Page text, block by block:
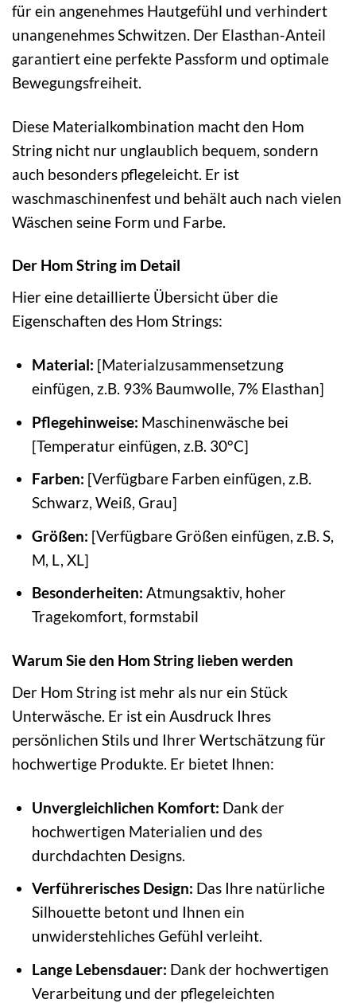
für ein angenehmes Hautgefühl und verhindert
unangenehmes Schwitzen. Der Elasthan-Anteil
garantiert eine perfekte Passform und optimale
Bewegungsfreiheit.
Diese Materialkombination macht den Hom
String nicht nur unglaublich bequem, sondern
auch besonders pflegeleicht. Er ist
waschmaschinenfest und behält auch nach vielen
Wäschen seine Form und Farbe.
Der Hom String im Detail
Hier eine detaillierte Übersicht über die
Eigenschaften des Hom Strings:
Material: [Materialzusammensetzung
einfügen, z.B. 93% Baumwolle, 7% Elasthan]
Pflegehinweise: Maschinenwäsche bei
[Temperatur einfügen, z.B. 30°C]
Farben: [Verfügbare Farben einfügen, z.B.
Schwarz, Weiß, Grau]
Größen: [Verfügbare Größen einfügen, z.B. S,
M, L, XL]
Besonderheiten: Atmungsaktiv, hoher
Tragekomfort, formstabil
Warum Sie den Hom String lieben werden
Der Hom String ist mehr als nur ein Stück
Unterwäsche. Er ist ein Ausdruck Ihres
persönlichen Stils und Ihrer Wertschätzung für
hochwertige Produkte. Er bietet Ihnen:
Unvergleichlichen Komfort: Dank der
hochwertigen Materialien und des
durchdachten Designs.
Verführerisches Design: Das Ihre natürliche
Silhouette betont und Ihnen ein
unwiderstehliches Gefühl verleiht.
Lange Lebensdauer: Dank der hochwertigen
Verarbeitung und der pflegeleichten